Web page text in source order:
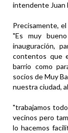
intendente Juan
Precisamente,
"Es muy
inauguración,
contentos que
barrio como
socios de Muy
nuestra ciudad,
"trabajamos
vecinos pero
lo hacemos